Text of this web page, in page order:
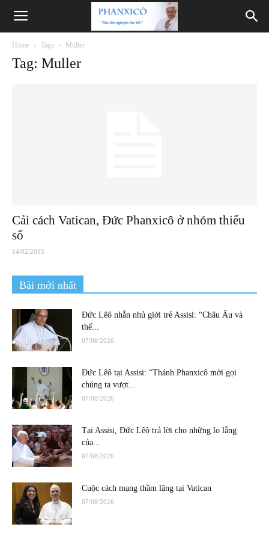
Phanxicô
Home Tags Muller
Tag: Muller
Cải cách Vatican, Đức Phanxicô ở nhóm thiểu
số
14/02/2015
Bài mới nhất
Đức Lêô nhắn nhủ giới trẻ Assisi: “Châu Âu và
thế...
07/08/2026
Đức Lêô tại Assisi: “Thánh Phanxicô mời gọi
chúng ta vượt...
07/08/2026
Tại Assisi, Đức Lêô trả lời cho những lo lắng
của...
07/08/2026
Cuộc cách mạng thầm lặng tại Vatican
07/08/2026